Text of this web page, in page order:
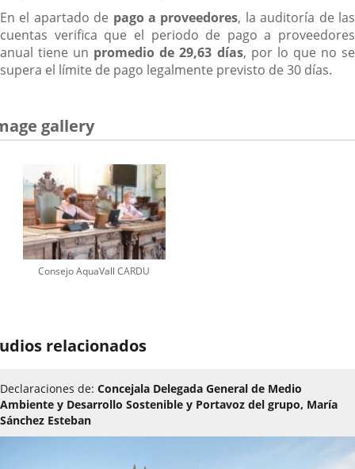
En el apartado de pago a proveedores, la auditoría de las
cuentas verifica que el periodo de pago a proveedores
anual tiene un promedio de 29,63 días, por lo que no se
supera el límite de pago legalmente previsto de 30 días.
gallery
Consejo AquaVall CARDU
relacionados
Declaraciones de: Concejala Delegada General de Medio
Ambiente y Desarrollo Sostenible y Portavoz del grupo, María
Sánchez Esteban